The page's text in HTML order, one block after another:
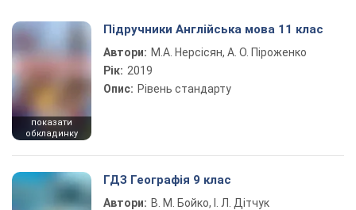
Play Video
показати
обкладинку
Підручники Англійська мова 11 клас
Автори: М.А. Нерсісян, А. О. Піроженко
Рік: 2019
Опис: Рівень стандарту
ГДЗ Географія 9 клас
Автори: В. М. Бойко, І. Л. Дітчук